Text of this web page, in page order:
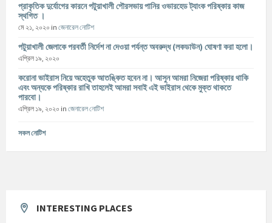
প্রাকৃতিক দুর্যোগের কারনে পটুয়াখালী পৌরসভায় পানির ওভারহেড ট্যাংক পরিষ্কার কাজ
স্থগিত ।
মে ২১, ২০২০ in জেনারেল নোটিশ
পটুয়াখালী জেলাকে পরবর্তী নির্দেশ না দেওয়া পর্যন্ত অবরুদ্ধ (লকডাউন) ঘোষণা করা হলো।
এপ্রিল ১৯, ২০২০
করোনা ভাইরাস নিয়ে অহেতুক আতঙ্কিত হবেন না। আসুন আমরা নিজেরা পরিষ্কার থাকি
এবং অন্যকে পরিষ্কার রাখি তাহলেই আমরা সবাই এই ভাইরাস থেকে মুক্ত থাকতে
পারবো।
এপ্রিল ১৯, ২০২০ in জেনারেল নোটিশ
সকল নোটিশ
INTERESTING PLACES